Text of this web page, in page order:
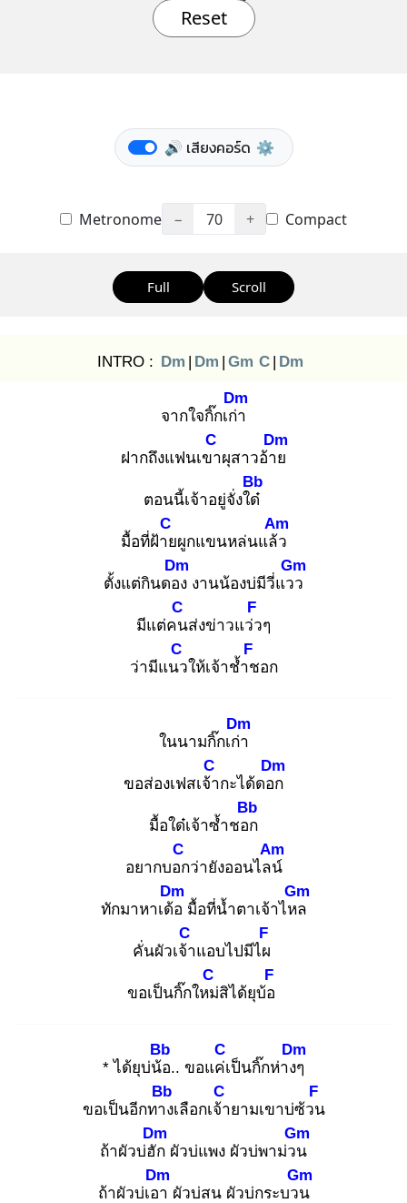
Reset
🔊 เสียงคอร์ด ⚙️
Metronome − 70 + Compact
Full Scroll
INTRO : Dm | Dm | Gm C | Dm
จากใจกิ๊กเก่า
Dm
ฝากถึงแฟนเขา
C
ผุสาวอ้าย
Dm
ตอนนี้เจ้าอยู่จั่งใด๋
Bb
มื้อที่ฝ้าย
C
ผูกแขนหล่นแล้ว
Am
ตั้งแต่กินดอง
Dm
งานน้องบ่มีวี่แวว
Gm
มีแต่คน
C
ส่งข่าวแว่ว
F
ๆ
ว่ามีแนว
C
ให้เจ้าช้ำช
F
อก
ในนามกิ๊กเก่า
Dm
ขอส่องเฟสเจ้า
C
กะได้ดอก
Dm
มื้อใด๋เจ้าซ้ำชอก
Bb
อยากบอก
C
ว่ายังออนไลน์
Am
ทักมาหาเด้อ
Dm
มื้อที่น้ำตาเจ้าไหล
Gm
คั่นผัวเจ้า
C
แอบไปมีไผ
F
ขอเป็นกิ๊กใหม่
C
สิได้ยุบ้อ
F
* ได้ยุบ่น้อ
Bb
.. ขอแค่เ
C
ป็นกิ๊กห่างๆ
Dm
ขอเป็นอีกทาง
Bb
เลือกเจ้า
C
ยามเขาบ่ซ้วน
F
ถ้าผัวบ่ฮัก
Dm
ผัวบ่แพง ผัวบ่พาม่วน
Gm
ถ้าผัวบ่เอา
Dm
ผัวบ่สน ผัวบ่กระบวน
Gm